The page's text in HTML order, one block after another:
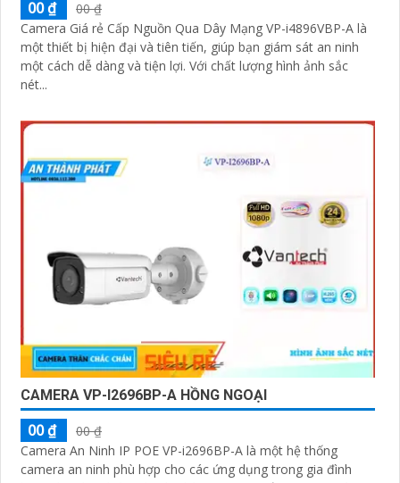
00 ₫
00 ₫
Camera Giá rẻ Cấp Nguồn Qua Dây Mạng VP-i4896VBP-A là
một thiết bị hiện đại và tiên tiến, giúp bạn giám sát an ninh
một cách dễ dàng và tiện lợi. Với chất lượng hình ảnh sắc
nét...
CAMERA VP-I2696BP-A HỒNG NGOẠI
00 ₫
00 ₫
Camera An Ninh IP POE VP-i2696BP-A là một hệ thống
camera an ninh phù hợp cho các ứng dụng trong gia đình